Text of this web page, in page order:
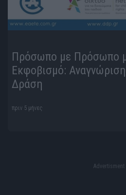
Πρόσωπο με Πρόσωπο
Εκφοβισμό:
Δράση
πριν 5 μήνες